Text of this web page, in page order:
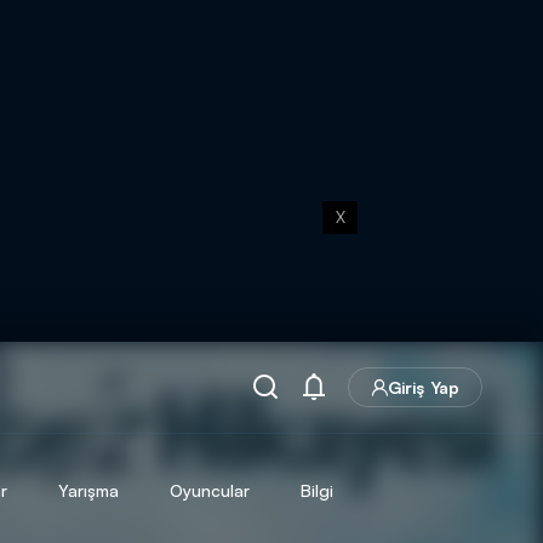
X
Giriş Yap
Yarışma Oyuncular Bilgi